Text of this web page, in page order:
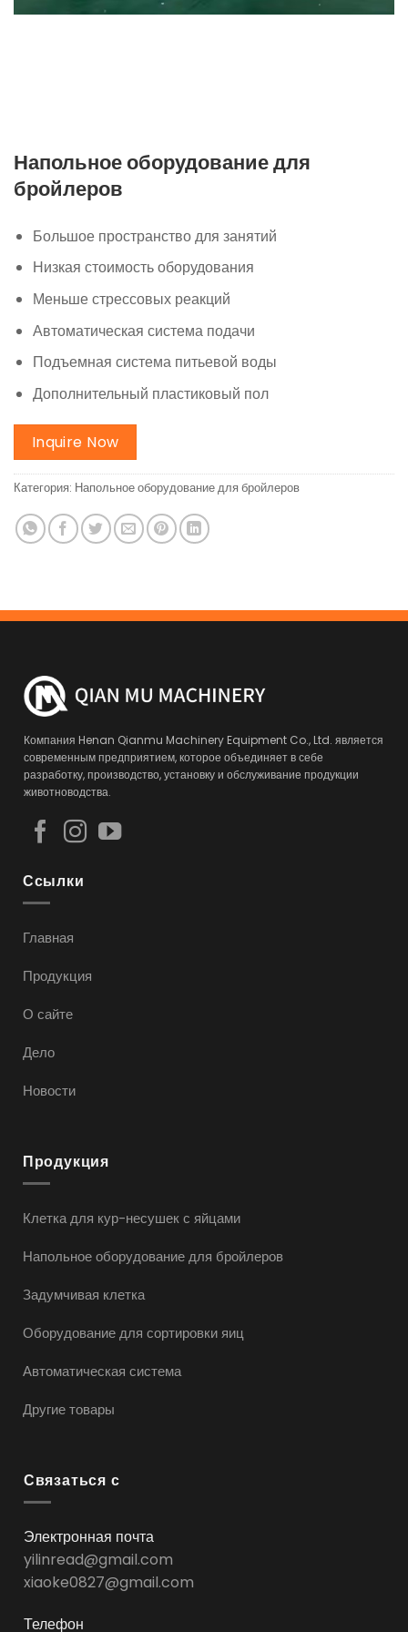
Напольное оборудование для
бройлеров
Большое пространство для занятий
Низкая стоимость оборудования
Меньше стрессовых реакций
Автоматическая система подачи
Подъемная система питьевой воды
Дополнительный пластиковый пол
Inquire Now
Категория: Напольное оборудование для бройлеров
Компания Henan Qianmu Machinery Equipment Co., Ltd. является
современным предприятием, которое объединяет в себе
разработку, производство, установку и обслуживание продукции
животноводства.
Ссылки
Главная
Продукция
О сайте
Дело
Новости
Продукция
Клетка для кур-несушек с яйцами
Напольное оборудование для бройлеров
Задумчивая клетка
Оборудование для сортировки яиц
Автоматическая система
Другие товары
Связаться с
Электронная почта
yilinread@gmail.com
xiaoke0827@gmail.com
Телефон